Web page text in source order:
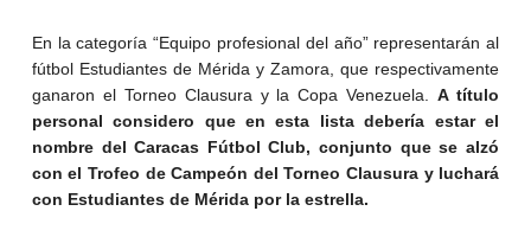
En la categoría “Equipo profesional del año” representarán al
fútbol Estudiantes de Mérida y Zamora, que respectivamente
ganaron el Torneo Clausura y la Copa Venezuela.A título
personal considero que en esta lista debería estar el
nombre del Caracas Fútbol Club, conjunto que se alzó
con el Trofeo de Campeón del Torneo Clausura y luchará
con Estudiantes de Mérida por la estrella.